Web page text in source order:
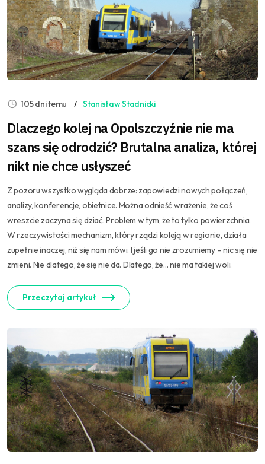
105 dni temu Stanisław Stadnicki
Dlaczego kolej na Opolszczyźnie nie ma
szans się odrodzić? Brutalna analiza, której
nikt nie chce usłyszeć
Z pozoru wszystko wygląda dobrze: zapowiedzi nowych połączeń,
analizy, konferencje, obietnice. Można odnieść wrażenie, że coś
wreszcie zaczyna się dziać. Problem w tym, że to tylko powierzchnia.
W rzeczywistości mechanizm, który rządzi koleją w regionie, działa
zupełnie inaczej, niż się nam mówi. I jeśli go nie zrozumiemy – nic się nie
zmieni. Nie dlatego, że się nie da. Dlatego, że… nie ma takiej woli.
Przeczytaj artykuł